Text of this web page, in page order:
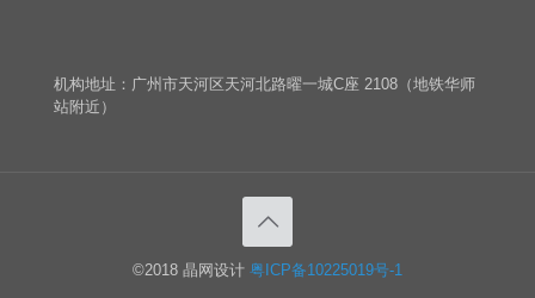
机构地址：广州市天河区天河北路曜一城C座 2108（地铁华师
站附近）
©2018 晶网设计 粤ICP备10225019号-1